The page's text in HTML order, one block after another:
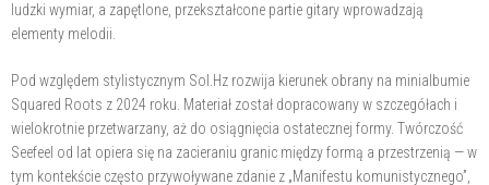
ludzki wymiar, a zapętlone, przekształcone partie gitary wprowadzają
elementy melodii.
Pod względem stylistycznym Sol.Hz rozwija kierunek obrany na minialbumie
Squared Roots z 2024 roku. Materiał został dopracowany w szczegółach i
wielokrotnie przetwarzany, aż do osiągnięcia ostatecznej formy. Twórczość
Seefeel od lat opiera się na zacieraniu granic między formą a przestrzenią — w
tym kontekście często przywoływane zdanie z „Manifestu komunistycznego”,